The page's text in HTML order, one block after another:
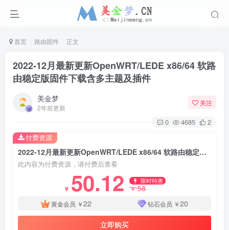
首页 路由固件 正文
2022-12月最新更新OpenWRT/LEDE x86/64 软路
由稳定版固件下载含多主题及插件
美金梦
2年前更新
关注
0 4685 2
2022-12月最新更新OpenWRT/LEDE x86/64 软路由稳定版固件下载含多主题及插件
此内容为付费资源，请付费后查看
￥ 50.12 限时特惠
￥58
黄金会员 ￥22 钻石会员 ￥20
立即购买
付费资源